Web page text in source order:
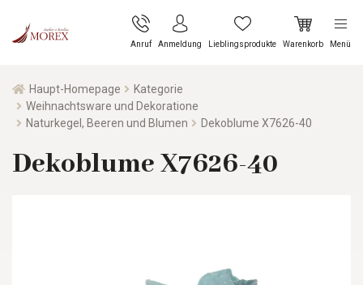
Anruf Anmeldung Lieblingsprodukte Warenkorb Menü
Haupt-Homepage
Kategorie
Weihnachtsware und Dekoratione
Naturkegel, Beeren und Blumen
Dekoblume X7626-40
Dekoblume X7626-40